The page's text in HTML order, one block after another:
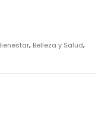
, Belleza y Salud,